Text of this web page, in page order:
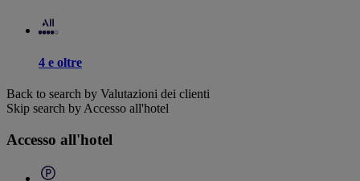
4 e oltre
Back to search by Valutazioni dei clienti
Skip search by Accesso all'hotel
Accesso all'hotel